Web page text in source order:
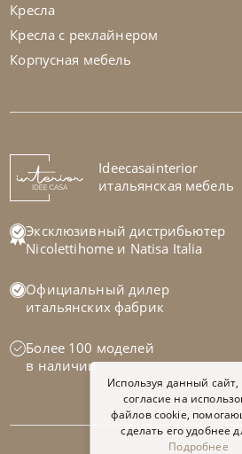
Кресло Happiness
На заказ 45-90 дн
Кресла
Кресла с реклайнером
Корпусная мебель
Ideecasainterior
итальянская мебель
Эксклюзивный дистрибьютер
Nicolettihome и Natisa Italia
Официальный дилер
итальянских фабрик
Более 100 моделей
в наличии
Используя данный сайт,
согласие на
файлов cookie,
сделать его удобнее
Подробнее